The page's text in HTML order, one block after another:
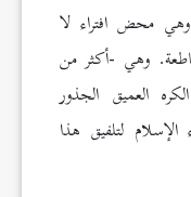
محض افتراء لا
وهي -أكثر من
العميق الجذور
لتلفيق هذا